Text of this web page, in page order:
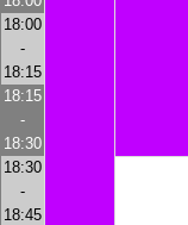
18:00
-
18:15
18:15
-
18:30
18:30
-
18:45